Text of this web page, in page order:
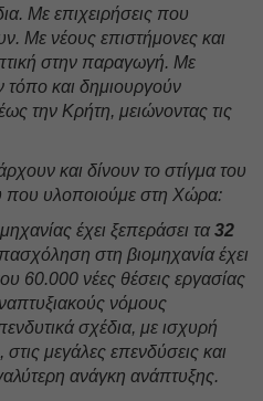
Με επιχειρήσεις που
Με νέους επιστήμονες και
στην παραγωγή. Με
τόπο και δημιουργούν
την Κρήτη, μειώνοντας τις
και δίνουν το στίγμα του
που υλοποιούμε στη Χώρα:
έχει ξεπεράσει τα 32
στη βιομηχανία έχει
60.000 νέες θέσεις εργασίας
νόμους
σχέδια, με ισχυρή
μεγάλες επενδύσεις και
ανάγκη ανάπτυξης.